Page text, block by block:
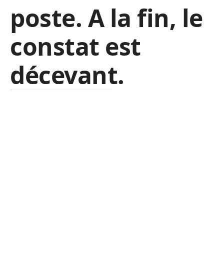
poste. A la fin, le
constat est
décevant.